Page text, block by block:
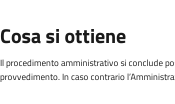
Cosa si ottiene
Il procedimento amministrativo si conclude
provvedimento. In caso contrario